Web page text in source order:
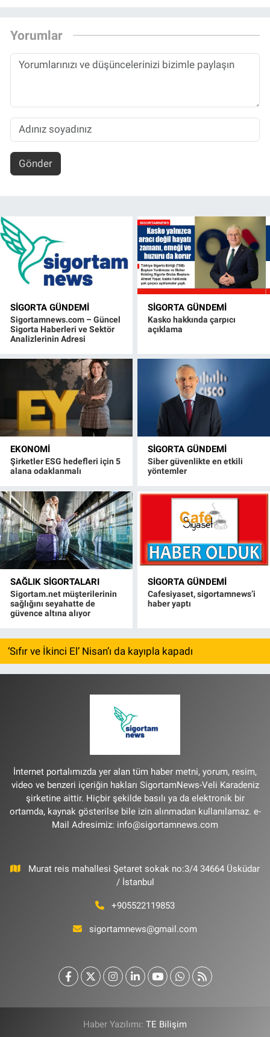
Yorumlar
Gönder
SIGORTA GÜNDEMI
Sigortamnews.com – Güncel
Sigorta Haberleri ve Sektör
Analizlerinin Adresi
SIGORTA GÜNDEMI
Kasko hakkında çarpıcı
açıklama
EKONOMI
Şirketler ESG hedefleri için 5
alana odaklanmalı
SIGORTA GÜNDEMI
Siber güvenlikte en etkili
yöntemler
SAĞLIK SIGORTALARI
Sigortam.net müşterilerinin
sağlığını seyahatte de
güvence altına alıyor
SIGORTA GÜNDEMI
Cafesiyaset, sigortamnews’i
haber yaptı
‘Sıfır ve İkinci El’ Nisan’ı da kayıpla kapadı
İnternet portalımızda yer alan tüm haber metni, yorum, resim,
video ve benzeri içeriğin hakları SigortamNews-Veli Karadeniz
şirketine aittir. Hiçbir şekilde basılı ya da elektronik bir
ortamda, kaynak gösterilse bile izin alınmadan kullanılamaz. e-
Mail Adresimiz: info@sigortamnews.com
Murat reis mahallesi Şetaret sokak no:3/4 34664 Üsküdar
/ İstanbul
+905522119853
sigortamnews@gmail.com
Haber Yazılımı: TE Bilişim